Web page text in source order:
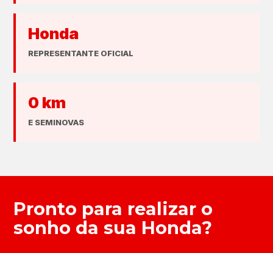
Honda
REPRESENTANTE OFICIAL
0 km
E SEMINOVAS
Pronto para realizar o
sonho da sua Honda?